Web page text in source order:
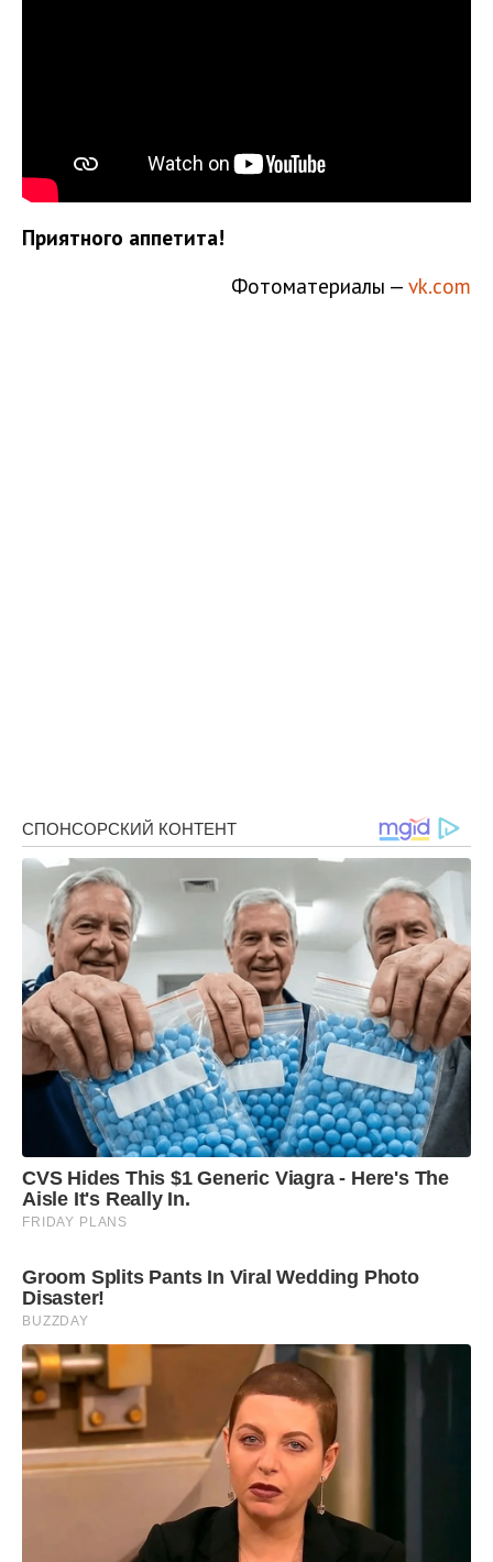
Приятного аппетита!
Фотоматериалы — vk.com